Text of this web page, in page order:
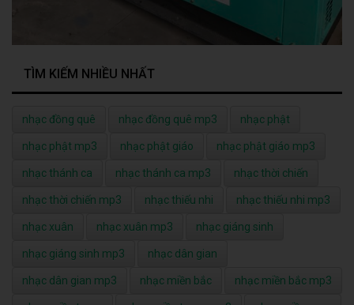
TÌM KIẾM NHIỀU NHẤT
nhạc đồng quê nhạc đồng quê mp3 nhạc phật
nhạc phật mp3 nhạc phật giáo nhạc phật giáo mp3
nhạc thánh ca nhạc thánh ca mp3 nhạc thời chiến
nhạc thời chiến mp3 nhạc thiếu nhi nhạc thiếu nhi mp3
nhạc xuân nhạc xuân mp3 nhạc giáng sinh
nhạc giáng sinh mp3 nhạc dân gian
nhạc dân gian mp3 nhạc miền bắc nhạc miền bắc mp3